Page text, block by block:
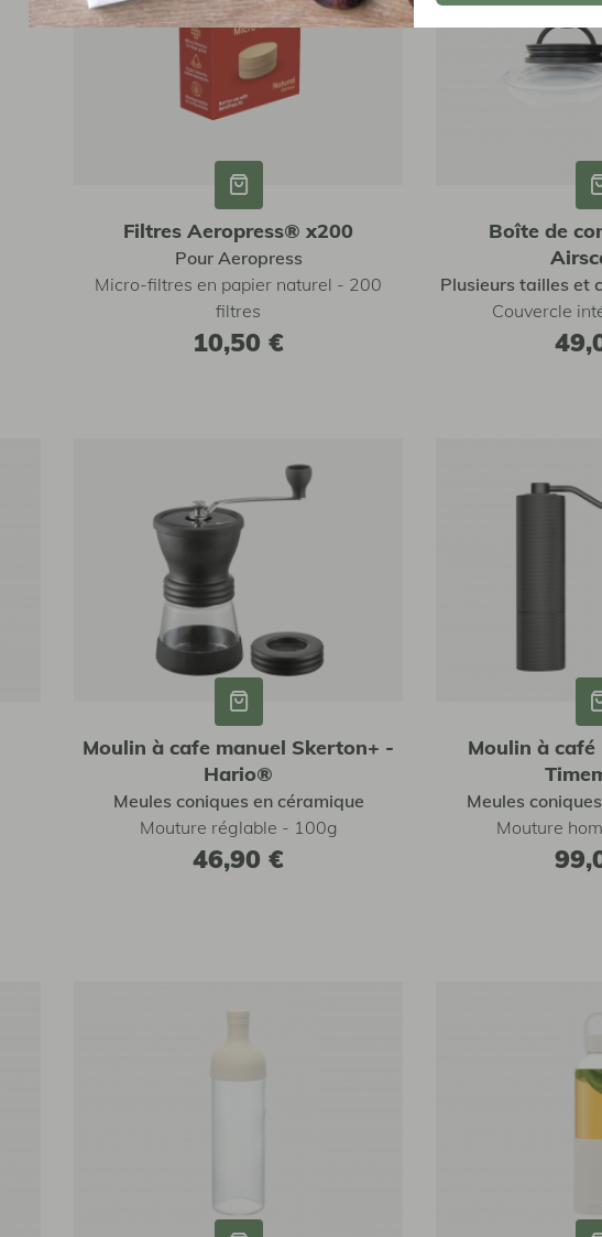
Filtres Aeropress® x200
Pour Aeropress
Micro-filtres en papier naturel - 200
filtres
10,50 €
Boîte de
Plusieurs tailles et
Couvercle
Moulin à cafe manuel Skerton+ -
Hario®
Meules coniques en céramique
Mouture réglable - 100g
46,90 €
Moulin à
Meules
Mouture